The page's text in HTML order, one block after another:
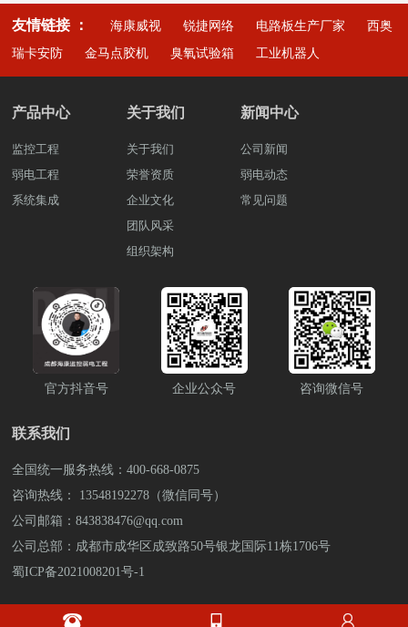
友情链接 ： 海康威视 锐捷网络 电路板生产厂家
西奥
瑞卡安防
金马点胶机 臭氧试验箱 工业机器人
产品中心
监控工程
弱电工程
系统集成
关于我们
关于我们
荣誉资质
企业文化
团队风采
组织架构
新闻中心
公司新闻
弱电动态
常见问题
官方抖音号 企业公众号 咨询微信号
联系我们
全国统一服务热线：400-668-0875
咨询热线： 13548192278（微信同号）
公司邮箱：843838476@qq.com
公司总部：成都市成华区成致路50号银龙国际11栋1706号
蜀ICP备2021008201号-1
  